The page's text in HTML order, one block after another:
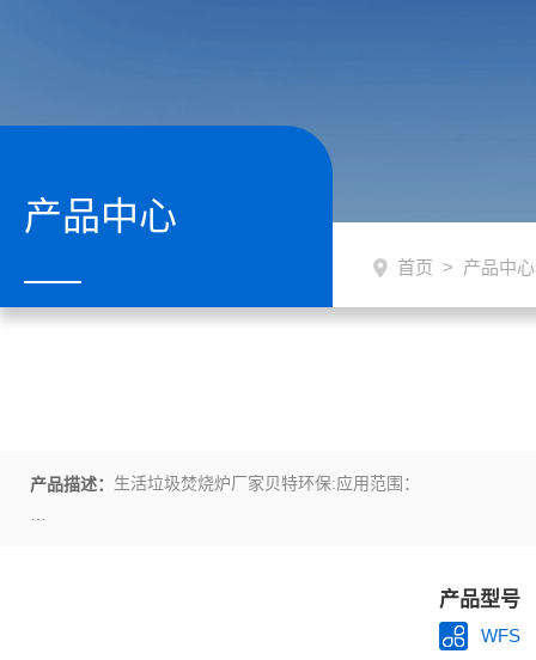
产品中心
首页 > 产品中心
产品描述： 生活垃圾焚烧炉厂家贝特环保:应用范围：
2、 医疗废弃物：针筒、手套、包带、纱布、输血管、脏器等感染性
产品型号
WFS